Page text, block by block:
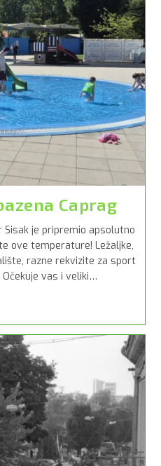
Caprag
je pripremio apsolutno
ove temperature! Ležaljke,
razne rekvizite za sport
vas i veliki…